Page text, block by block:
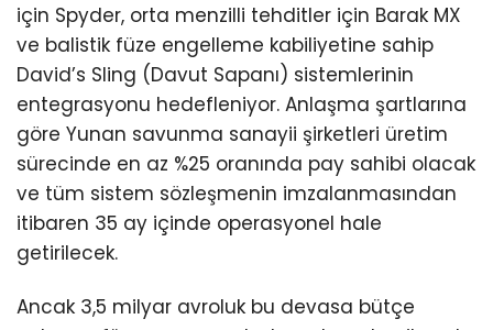
için Spyder, orta menzilli tehditler için Barak MX
ve balistik füze engelleme kabiliyetine sahip
David’s Sling (Davut Sapanı) sistemlerinin
entegrasyonu hedefleniyor. Anlaşma şartlarına
göre Yunan savunma sanayii şirketleri üretim
sürecinde en az %25 oranında pay sahibi olacak
ve tüm sistem sözleşmenin imzalanmasından
itibaren 35 ay içinde operasyonel hale
getirilecek.
Ancak 3,5 milyar avroluk bu devasa bütçe